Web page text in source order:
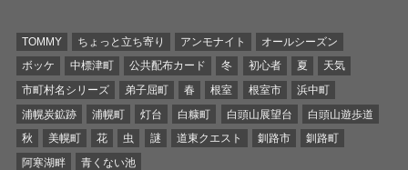
TOMMY ちょっと立ち寄り アンモナイト
オールシーズン
ボッケ
中標津町 公共配布カード 冬 初心者 夏
天気
市町村名シリーズ
弟子屈町 春 根室 根室市
浜中町
浦幌炭鉱跡
浦幌町 灯台 白糠町 白頭山展望台
白頭山遊歩道
秋
美幌町 花 虫 謎 道東クエスト 釧路市
釧路町
阿寒湖畔
青くない池